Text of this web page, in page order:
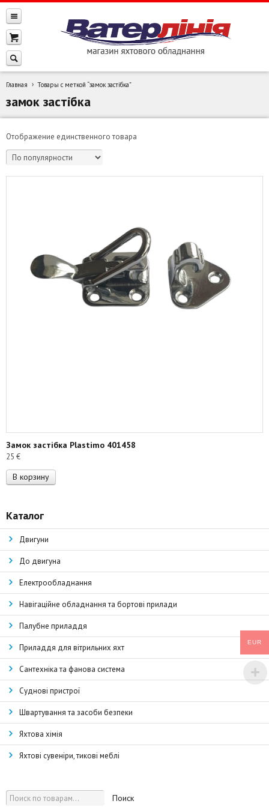
Главная Товары с меткой “замок застібка”
замок застібка
Отображение единственного товара
Замок застібка Plastimo 401458
25 €
В корзину
Каталог
Двигуни
До двигуна
Електрообладнання
Навігаційне обладнання та бортові прилади
Палубне приладдя
Приладдя для вітрильних яхт
Сантехніка та фанова система
Суднові пристрої
Швартування та засоби безпеки
Яхтова хімія
Яхтові сувеніри, тикові меблі
Поиск
EUR